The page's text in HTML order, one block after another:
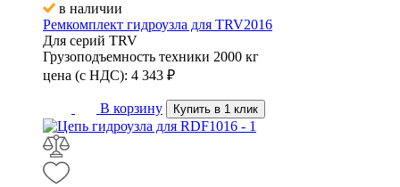
в наличии
Ремкомплект гидроузла для TRV2016
Для серий TRV
Грузоподъемность техники 2000 кг
цена (с НДС): 4 343 ₽
В корзину Купить в 1 клик